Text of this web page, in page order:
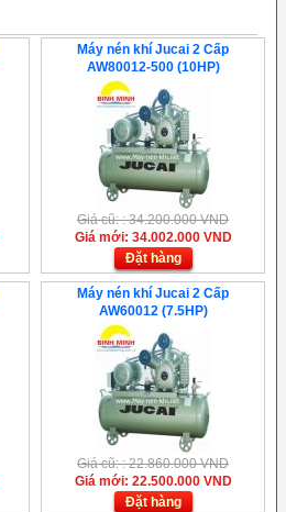
Máy nén khí Jucai 2 Cấp
AW80012-500 (10HP)
Giá cũ: : 34.200.000 VND
Giá mới: 34.002.000 VND
Đặt hàng
Máy nén khí Jucai 2 Cấp
AW60012 (7.5HP)
Giá cũ: : 22.860.000 VND
Giá mới: 22.500.000 VND
Đặt hàng